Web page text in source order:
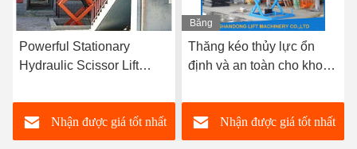
Băng
hình
Thăng kéo thủy lực ổn
định và an toàn cho kho
Nhận được giá tốt nhất
Băng
hình
Thang máy kéo thủy lực
cố định có thể tùy chỉnh
lý hàng hóa tùy chỉnh
Nhận được giá tốt nhất